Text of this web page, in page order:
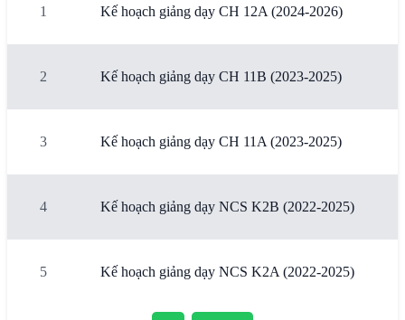
1 Kế hoạch giảng dạy CH 12A (2024-2026)
2 Kế hoạch giảng dạy CH 11B (2023-2025)
3 Kế hoạch giảng dạy CH 11A (2023-2025)
4 Kế hoạch giảng dạy NCS K2B (2022-2025)
5 Kế hoạch giảng dạy NCS K2A (2022-2025)